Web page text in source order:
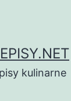
kulinarne